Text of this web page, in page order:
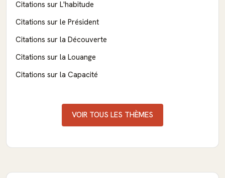
Citations sur L'habitude
Citations sur le Président
Citations sur la Découverte
Citations sur la Louange
Citations sur la Capacité
VOIR TOUS LES THÈMES